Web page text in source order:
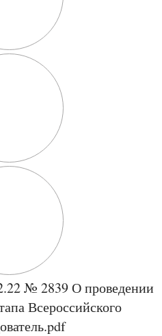
№ 2839 О проведении
Всероссийского